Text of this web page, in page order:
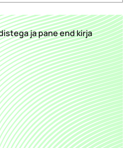
ja pane end kirja